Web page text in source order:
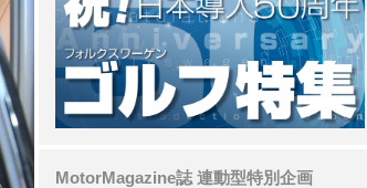
MotorMagazine誌 連動型特別企画